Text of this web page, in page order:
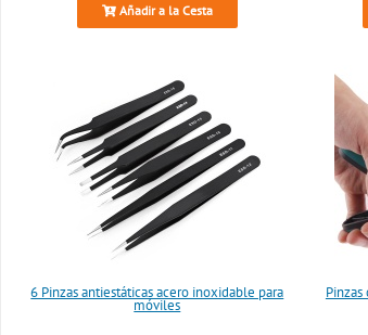
Añadir a la Cesta
6 Pinzas antiestáticas acero inoxidable para
móviles